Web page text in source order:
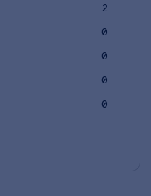
2
0
0
0
0